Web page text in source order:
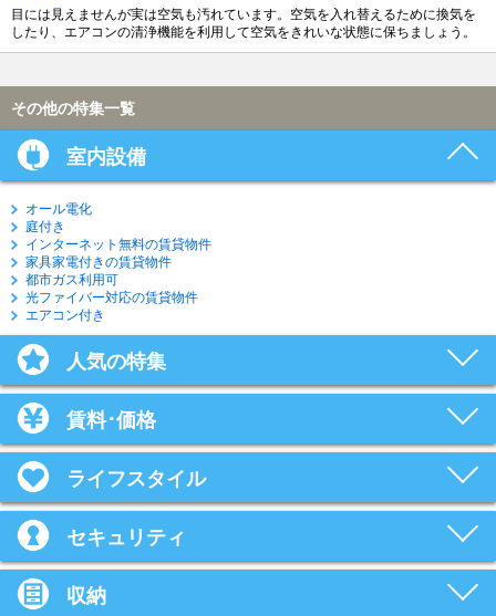
目には見えませんが実は空気も汚れています。空気を入れ替えるために換気を
したり、エアコンの清浄機能を利用して空気をきれいな状態に保ちましょう。
その他の特集一覧
室内設備
オール電化
庭付き
インターネット無料の賃貸物件
家具家電付きの賃貸物件
都市ガス利用可
光ファイバー対応の賃貸物件
エアコン付き
人気の特集
賃料･価格
ライフスタイル
セキュリティ
収納